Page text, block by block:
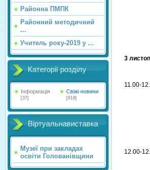
Районна ПМПК
Районний методичний
...
Учитель року-2019 у ...
Категорії розділу
Інформація
[37]
Свіжі новини
[618]
Віртуальнавиставка
Музеї при закладах
освіти Голованівщини
3
11.00-
12.00-